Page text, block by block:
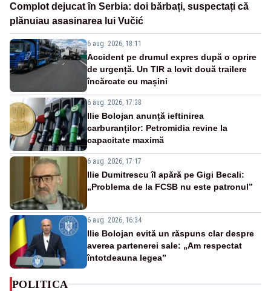
Complot dejucat în Serbia: doi bărbați, suspectați că
plănuiau asasinarea lui Vučić
6 aug. 2026, 18:11
Accident pe drumul expres după o oprire
de urgență. Un TIR a lovit două trailere
încărcate cu mașini
6 aug. 2026, 17:38
Ilie Bolojan anunță ieftinirea
carburanților: Petromidia revine la
capacitate maximă
6 aug. 2026, 17:17
Ilie Dumitrescu îl apără pe Gigi Becali:
„Problema de la FCSB nu este patronul”
6 aug. 2026, 16:34
Ilie Bolojan evită un răspuns clar despre
averea partenerei sale: „Am respectat
întotdeauna legea”
POLITICA